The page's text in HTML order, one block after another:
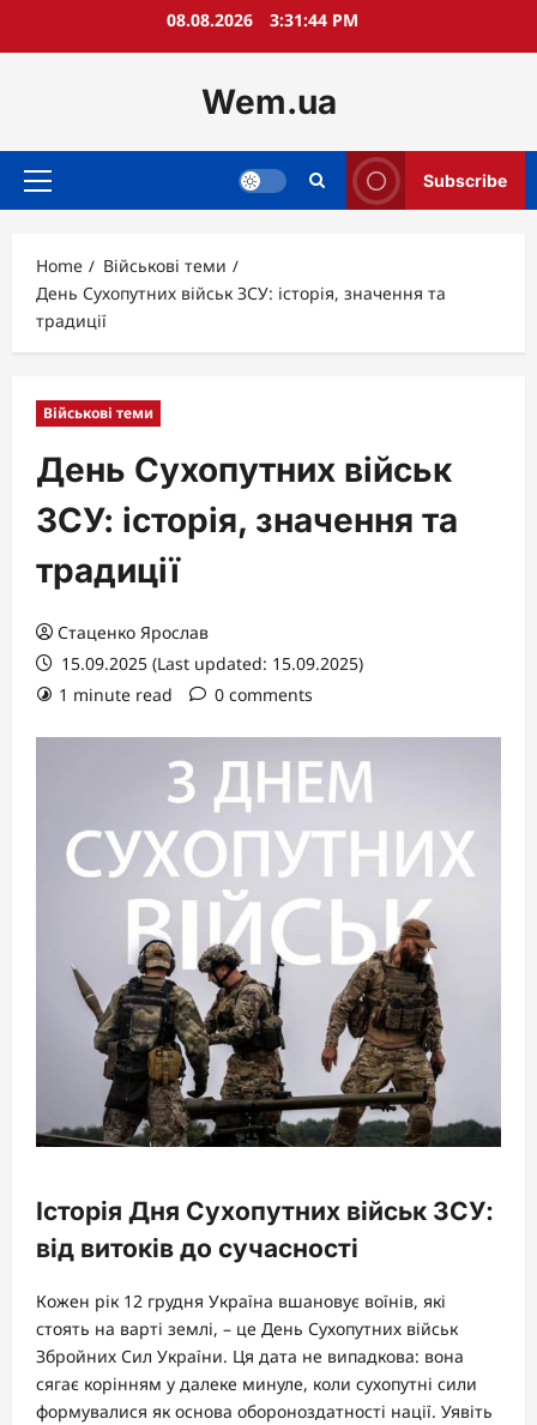
08.08.2026 3:31:45 PM
Wem.ua
Primary
Subscribe
Home
Військові теми
День Сухопутних військ ЗСУ: історія, значення та
традиції
Військові теми
День Сухопутних військ
ЗСУ: історія, значення та
традиції
Стаценко Ярослав
15.09.2025 (Last updated: 15.09.2025)
1 minute read
0 comments
Історія Дня Сухопутних військ ЗСУ:
від витоків до сучасності
Кожен рік 12 грудня Україна вшановує воїнів, які
стоять на варті землі, – це День Сухопутних військ
Збройних Сил України. Ця дата не випадкова: вона
сягає корінням у далеке минуле, коли сухопутні сили
формувалися як основа обороноздатності нації. Уявіть